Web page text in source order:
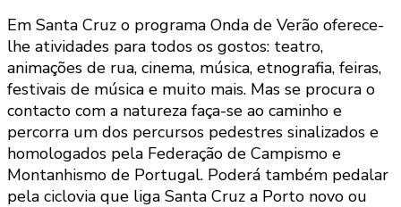
Em Santa Cruz o programa Onda de Verão oferece-
lhe atividades para todos os gostos: teatro,
animações de rua, cinema, música, etnografia, feiras,
festivais de música e muito mais. Mas se procura o
contacto com a natureza faça-se ao caminho e
percorra um dos percursos pedestres sinalizados e
homologados pela Federação de Campismo e
Montanhismo de Portugal. Poderá também pedalar
pela ciclovia que liga Santa Cruz a Porto novo ou